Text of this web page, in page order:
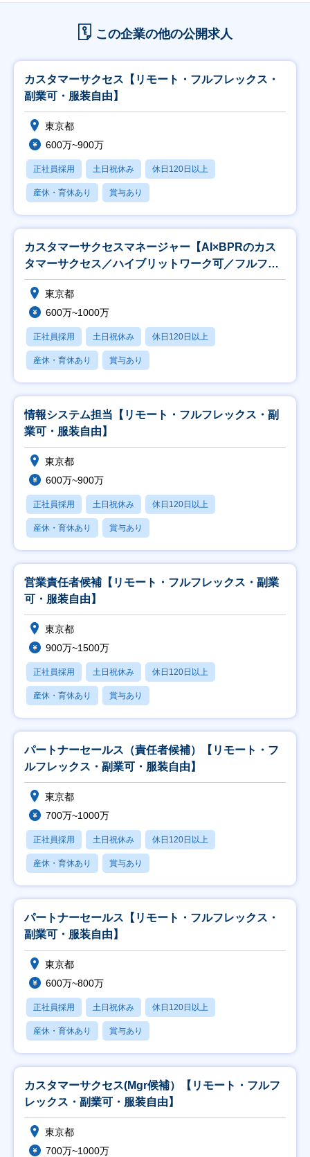
この企業の他の公開求人
カスタマーサクセス【リモート・フルフレックス・
副業可・服装自由】
東京都
600万~900万
正社員採用 土日祝休み 休日120日以上
産休・育休あり 賞与あり
カスタマーサクセスマネージャー【AI×BPRのカス
タマーサクセス／ハイブリットワーク可／フルフ
レ】
東京都
600万~1000万
正社員採用 土日祝休み 休日120日以上
産休・育休あり 賞与あり
情報システム担当【リモート・フルフレックス・副
業可・服装自由】
東京都
600万~900万
正社員採用 土日祝休み 休日120日以上
産休・育休あり 賞与あり
営業責任者候補【リモート・フルフレックス・副業
可・服装自由】
東京都
900万~1500万
正社員採用 土日祝休み 休日120日以上
産休・育休あり 賞与あり
パートナーセールス（責任者候補）【リモート・フ
ルフレックス・副業可・服装自由】
東京都
700万~1000万
正社員採用 土日祝休み 休日120日以上
産休・育休あり 賞与あり
パートナーセールス【リモート・フルフレックス・
副業可・服装自由】
東京都
600万~800万
正社員採用 土日祝休み 休日120日以上
産休・育休あり 賞与あり
カスタマーサクセス(Mgr候補）【リモート・フルフ
レックス・副業可・服装自由】
東京都
700万~1000万